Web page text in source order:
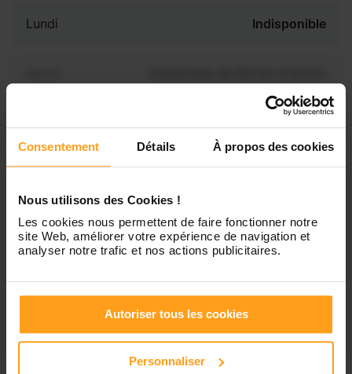
Consentement Détails À propos des cookies
Nous utilisons des Cookies !
Les cookies nous permettent de faire fonctionner notre
site Web, améliorer votre expérience de navigation et
analyser notre trafic et nos actions publicitaires.
Autoriser tous les cookies
Personnaliser
Lundi Indisponible
Jeudi
Vendredi Disponible de 00:00 à 00:00
Disponible de 00:00 à 00:00
Vous souhaitez connaître les
disponibilités de Cecilia ?
Contactez-nous